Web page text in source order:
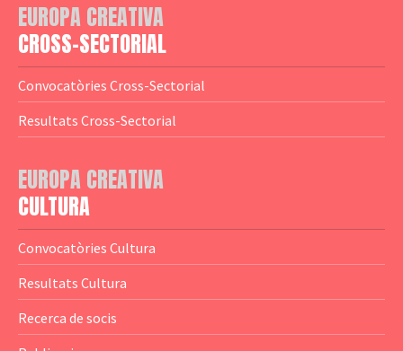
— Logotips
— Notícies
— Publicacions
— Guies MEDIA
— Altres Guies
— Presentacions
— Estudis
EUROPA CREATIVA
CROSS-SECTORIAL
Convocatòries Cross-Sectorial
Resultats Cross-Sectorial
EUROPA CREATIVA
CULTURA
Convocatòries Cultura
Resultats Cultura
Recerca de socis